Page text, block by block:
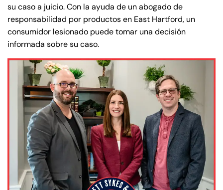
su caso a juicio. Con la ayuda de un abogado de
responsabilidad por productos en East Hartford, un
consumidor lesionado puede tomar una decisión
informada sobre su caso.
Sunday
Closed
Sunday
Closed